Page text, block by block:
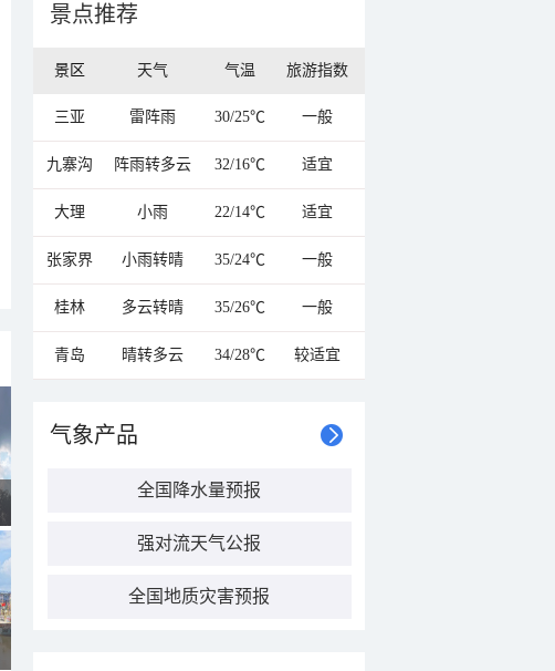
景点推荐
景区 天气 气温 旅游指数
三亚 雷阵雨 30/25℃ 一般
九寨沟 阵雨转多云 32/16℃ 适宜
大理 小雨 22/14℃ 适宜
张家界 小雨转晴 35/24℃ 一般
桂林 多云转晴 35/26℃ 一般
青岛 晴转多云 34/28℃ 较适宜
气象产品
全国降水量预报
强对流天气公报
全国地质灾害预报